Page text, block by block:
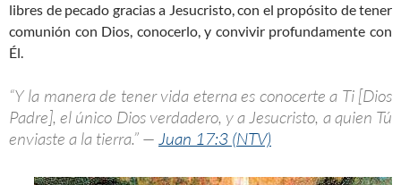
libres de pecado gracias a Jesucristo, con el propósito de tener
comunión con Dios, conocerlo, y convivir profundamente con
Él.
“Y la manera de tener vida eterna es conocerte a Ti [Dios
Padre], el único Dios verdadero, y a Jesucristo, a quien Tú
enviaste a la tierra.” — Juan 17:3 (NTV)